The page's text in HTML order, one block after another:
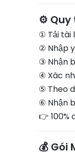
⚙️ Quy
① Tải tài
② Nhập
③ Nhận
④ Xác
⑤ Theo
⑥ Nhận
👉
💰 Gói